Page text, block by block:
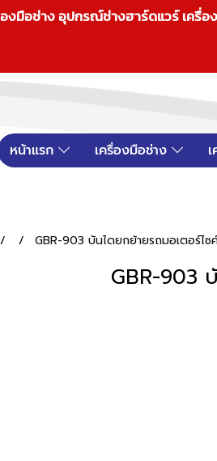
งมือช่าง อุปกรณ์ช่างฮาร์ดแวร์ เค
หน้าแรก เครื่องมือช่าง
GBR-903 บันไดยกย้ายรถมอเตอร์ไ
GBR-903